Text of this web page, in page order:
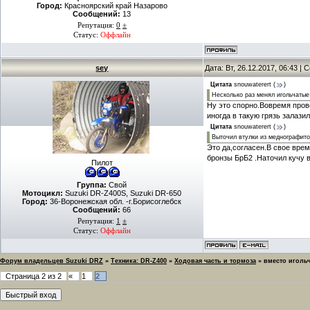
Город: Красноярский край Назарово
Сообщений: 13
Репутация: 0 ±
Статус: Оффлайн
sey Дата: Вт, 26.12.2017, 06:43 |
Пилот
Группа: Свой
Мотоцикл: Suzuki DR-Z400S, Suzuki DR-650
Город: 36-Воронежская обл. -г.Борисоглебск
Сообщений: 66
Репутация: 1 ±
Статус: Оффлайн
Цитата snouwaterert (
)
Несколько раз менял
Ну это спорно.Вовремя
иногда в такую грязь
Цитата snouwaterert (
)
Выточил втулки из
Это да,согласен.В свое
бронзы БрБ2 .Наточил кучу
Форум владельцев Suzuki DRZ » Техника: DR-Z400 » Ходовая часть и тормоза » вместо
Страница 2 из 2 « 1 2